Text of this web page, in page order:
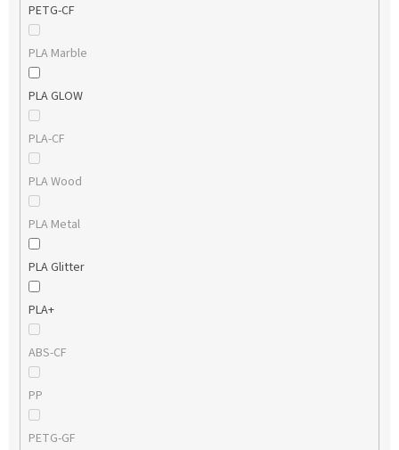
PETG-CF
PLA Marble
PLA GLOW
PLA-CF
PLA Wood
PLA Metal
PLA Glitter
PLA+
ABS-CF
PP
PETG-GF